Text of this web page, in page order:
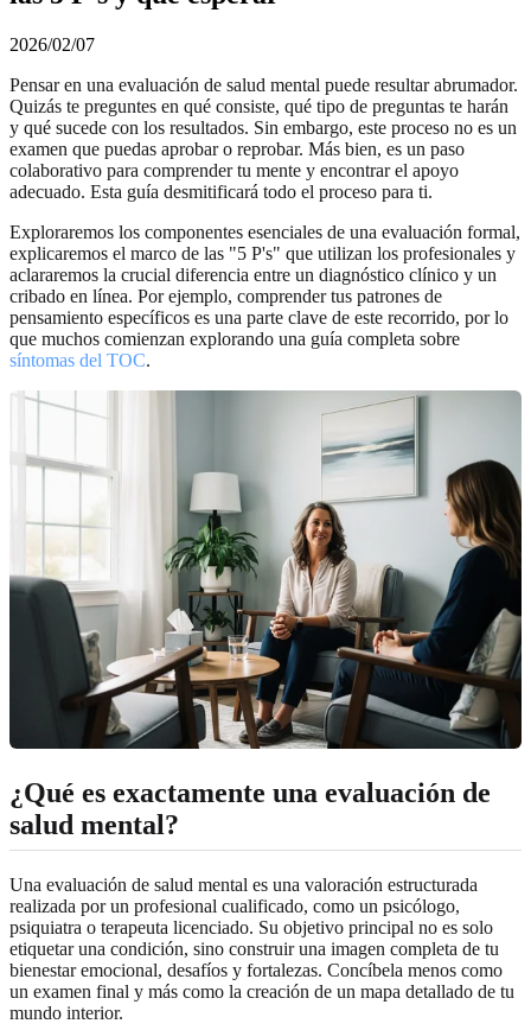
2026/02/07
Pensar en una evaluación de salud mental puede resultar abrumador.
Quizás te preguntes en qué consiste, qué tipo de preguntas te harán
y qué sucede con los resultados. Sin embargo, este proceso no es un
examen que puedas aprobar o reprobar. Más bien, es un paso
colaborativo para comprender tu mente y encontrar el apoyo
adecuado. Esta guía desmitificará todo el proceso para ti.
Exploraremos los componentes esenciales de una evaluación formal,
explicaremos el marco de las "5 P's" que utilizan los profesionales y
aclararemos la crucial diferencia entre un diagnóstico clínico y un
cribado en línea. Por ejemplo, comprender tus patrones de
pensamiento específicos es una parte clave de este recorrido, por lo
que muchos comienzan explorando una guía completa sobre
síntomas del TOC.
¿Qué es exactamente una evaluación de
salud mental?
Una evaluación de salud mental es una valoración estructurada
realizada por un profesional cualificado, como un psicólogo,
psiquiatra o terapeuta licenciado. Su objetivo principal no es solo
etiquetar una condición, sino construir una imagen completa de tu
bienestar emocional, desafíos y fortalezas. Concíbela menos como
un examen final y más como la creación de un mapa detallado de tu
mundo interior.